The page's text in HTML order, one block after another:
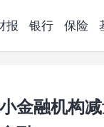
报 银行 保险
小金融机